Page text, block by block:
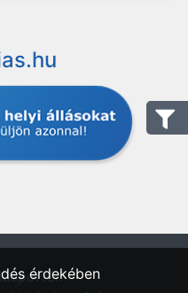
érdekében